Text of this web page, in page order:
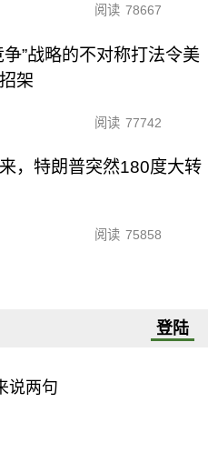
阅读 78667
争”战略的不对称打法令美
架
阅读 77742
，特朗普突然180度大转
阅读 75858
登陆
说两句